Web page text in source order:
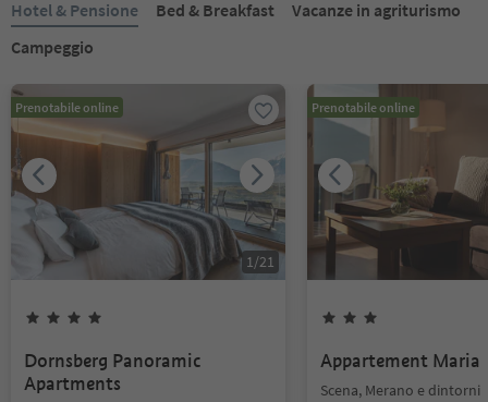
Hotel & Pensione Bed & Breakfast
Vacanze in agriturismo
Campeggio
Prenotabile online
1/21
Dornsberg Panoramic
Apartments
Prenotabile online
Appartement Maria
Scena, Merano e dintorni